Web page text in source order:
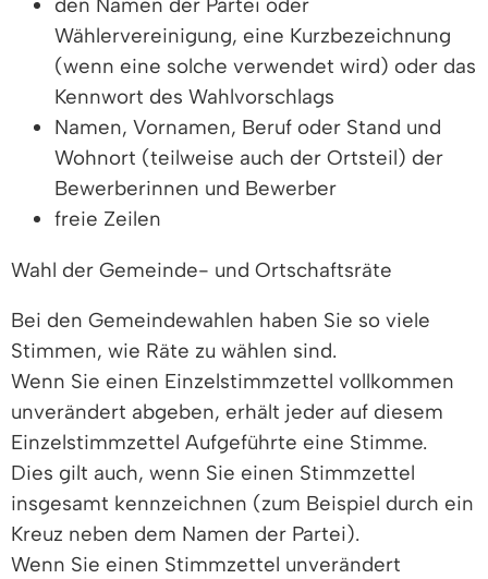
Wählervereinigung, eine Kurzbezeichnung
(wenn eine solche verwendet wird) oder das
Kennwort des Wahlvorschlags
Namen, Vornamen, Beruf oder Stand und
Wohnort (teilweise auch der Ortsteil) der
Bewerberinnen und Bewerber
freie Zeilen
Wahl der Gemeinde- und Ortschaftsräte
Bei den Gemeindewahlen haben Sie so viele
Stimmen, wie Räte zu wählen sind.
Wenn Sie einen Einzelstimmzettel vollkommen
unverändert abgeben, erhält jeder auf diesem
Einzelstimmzettel Aufgeführte eine Stimme.
Dies gilt auch, wenn Sie einen Stimmzettel
insgesamt kennzeichnen (zum Beispiel durch ein
Kreuz neben dem Namen der Partei).
Wenn Sie einen Stimmzettel unverändert